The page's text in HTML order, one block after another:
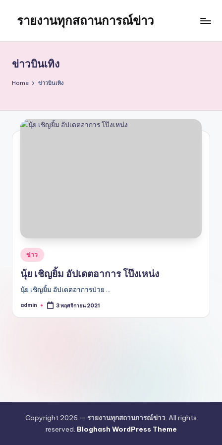
content
รายงานทุกสถานการณ์ข่าว
ข่าวบินเทิง
Home ข่าวบินเทิง
Posted
in
ข่าว
นุ้ย เชิญยิ้ม อัปเดตอาการ โป๊งเหน่ง
นุ้ย เชิญยิ้ม อัปเดตอาการป่วย …
Posted
admin 3 พฤศจิกายน 2021
Copyright 2026 — รายงานทุกสถานการณ์ข่าว. All rights
reserved. Bloghash WordPress Theme